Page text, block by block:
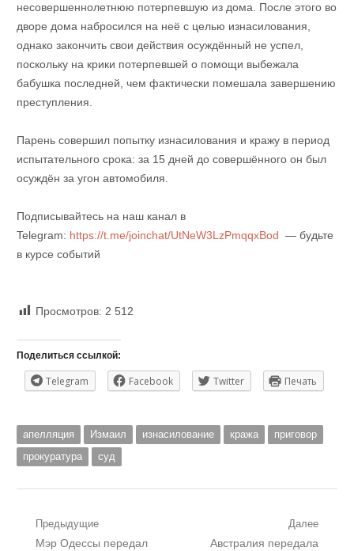
несовершеннолетнюю потерпевшую из дома. После этого во
дворе дома набросился на неё с целью изнасилования,
однако закончить свои действия осуждённый не успел,
поскольку на крики потерпевшей о помощи выбежала
бабушка последней, чем фактически помешала завершению
преступления.
Парень совершил попытку изнасилования и кражу в период
испытательного срока: за 15 дней до совершённого он был
осуждён за угон автомобиля.
Подписывайтесь на наш канал в
Telegram: https://t.me/joinchat/UtNeW3LzPmqqxBod — будьте
в курсе событий
Просмотров: 2 512
Поделиться ссылкой:
Telegram Facebook Twitter Печать
апелляция Измаил изнасилование кража
приговор
прокуратура
суд
Навигация
Предыдущие
Предыдущий
Мэр Одессы передал
Далее
Следующий
Австралия передала